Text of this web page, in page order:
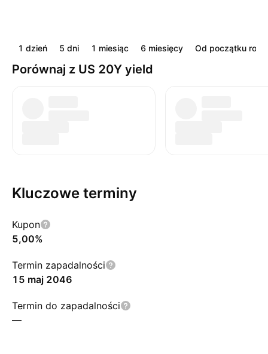
1 dzień 5 dni 1 miesiąc 6 miesięcy Od początku roku
Porównaj z US 20Y yield
Kluczowe terminy
Kupon
5,00%
Termin zapadalności
15 maj 2046
Termin do zapadalności
—